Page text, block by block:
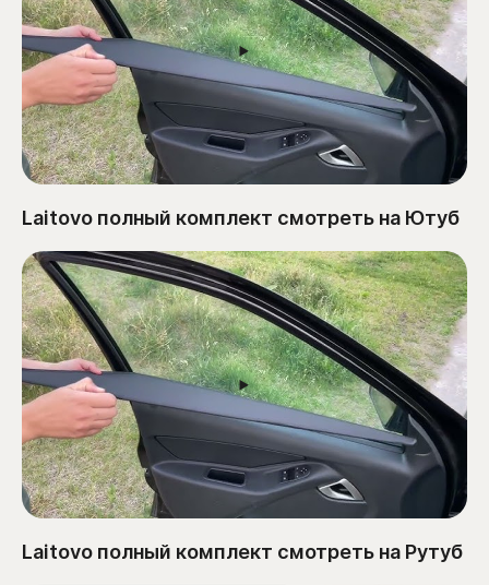
Laitovo полный комплект смотреть на Ютуб
Laitovo полный комплект смотреть на Рутуб